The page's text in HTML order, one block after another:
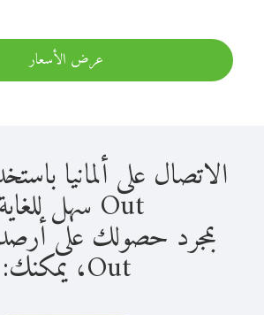
عرض الأسعار
Out سهل للغاية.
Out، يمكنك: